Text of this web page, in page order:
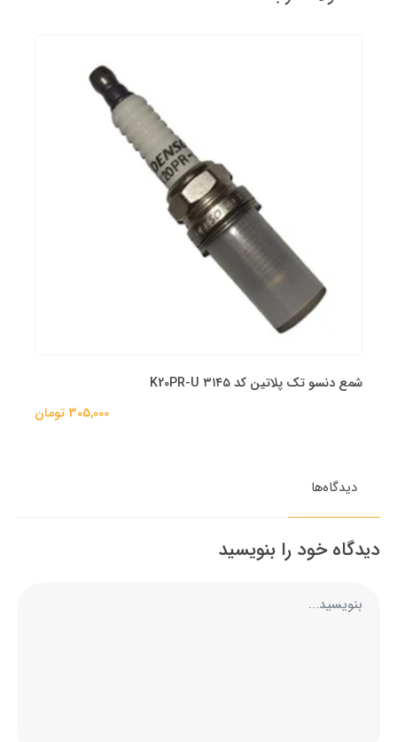
شمع دنسو تک پلاتین کد K20PR-U ۳۱۴۵
305,000 تومان
دیدگاه‌ها
دیدگاه خود را بنویسید